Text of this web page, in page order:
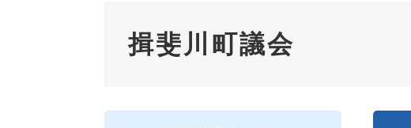
揖斐川町議会